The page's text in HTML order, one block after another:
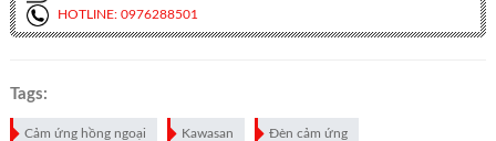
HOTLINE: 0976288501
Tags:
Cảm ứng hồng ngoại Kawasan Đèn cảm ứng